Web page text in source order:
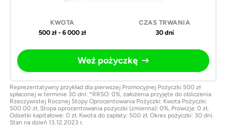
500 zł - 6 000 zł 30 dni
Weź pożyczkę
Reprezentatywny przykład dla pierwszej Promocyjnej Pożyczki 500 zł
spłaconej w terminie 30 dni: *RRSO: 0%, założenia przyjęte do obliczenia
Rzeczywistej Rocznej Stopy Oprocentowania Pożyczki: Kwota Pożyczki:
500.00 zł, Stopa oprocentowania pożyczki (zmienna): 0%, Prowizja: 0 zł,
Odsetki kapitałowe: 0 zł, Kwota do zapłaty: 500 zł, Okres pożyczki: 30 dni.
Stan na dzień 13.12.2023 r.